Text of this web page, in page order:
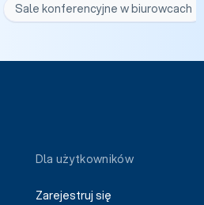
Sale konferencyjne w biurowcach
Dla użytkowników
Zarejestruj się